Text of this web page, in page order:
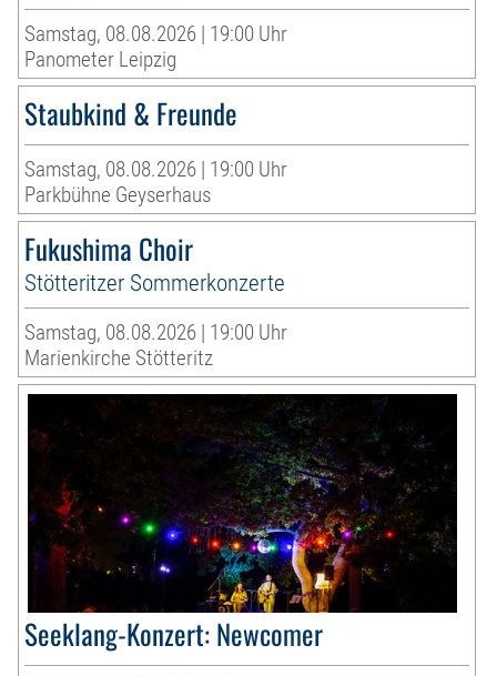
Samstag, 08.08.2026 | 19:00 Uhr
Panometer Leipzig
Staubkind & Freunde
Samstag, 08.08.2026 | 19:00 Uhr
Parkbühne Geyserhaus
Fukushima Choir
Stötteritzer Sommerkonzerte
Samstag, 08.08.2026 | 19:00 Uhr
Marienkirche Stötteritz
Seeklang-Konzert: Newcomer